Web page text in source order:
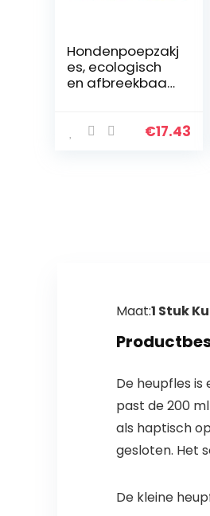
Hondenpoepzakj
es, ecologisch
en afbreekbaar
opruimen van
€17.43
Maat:1 Stuk
De heupfles
past de 200
als haptisch
gesloten. Het
De kleine